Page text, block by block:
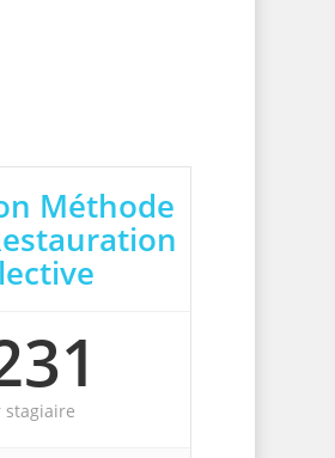
Méthode
stagiaire